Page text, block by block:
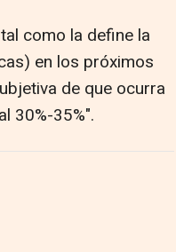
como la define la
en los próximos
de que ocurra
30%-35%".